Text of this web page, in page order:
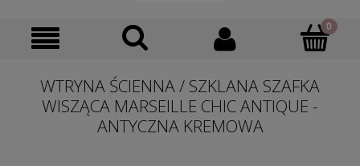
WTRYNA ŚCIENNA / SZKLANA SZAFKA
WISZĄCA MARSEILLE CHIC ANTIQUE -
ANTYCZNA KREMOWA